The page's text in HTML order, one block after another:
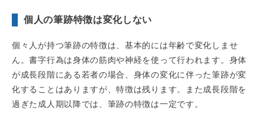
個人の筆跡特徴は変化しない
個々人が持つ筆跡の特徴は、基本的には年齢で変化しませ
ん。書字行為は身体の筋肉や神経を使って行われます。身体
が成長段階にある若者の場合、身体の変化に伴った筆跡が変
化することはありますが、特徴は残ります。また成長段階を
過ぎた成人期以降では、筆跡の特徴は一定です。